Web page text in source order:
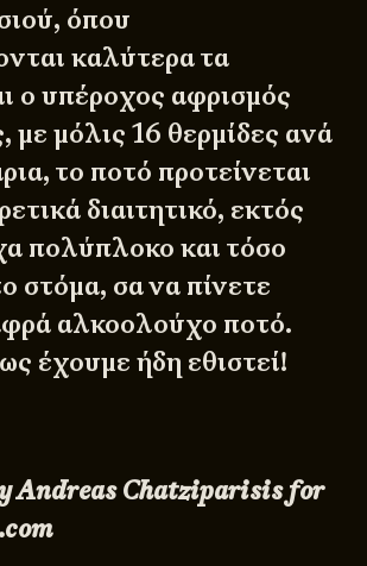
όπου
καλύτερα τα
ο υπέροχος αφρισμός
με μόλις 16 θερμίδες ανά
το ποτό προτείνεται
διαιτητικό, εκτός
πολύπλοκο και τόσο
στόμα, σα να πίνετε
αλκοολούχο ποτό.
έχουμε ήδη εθιστεί!
Andreas Chatziparisis for